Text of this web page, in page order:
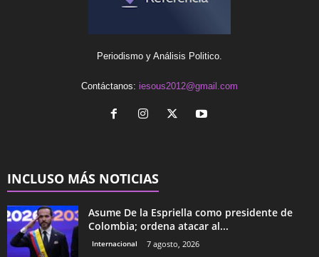
Periodismo y Análisis Politico.
Contáctanos: iesous2012@gmail.com
INCLUSO MÁS NOTICIAS
Asume De la Espriella como presidente de
Colombia; ordena atacar al...
Internacional 7 agosto, 2026